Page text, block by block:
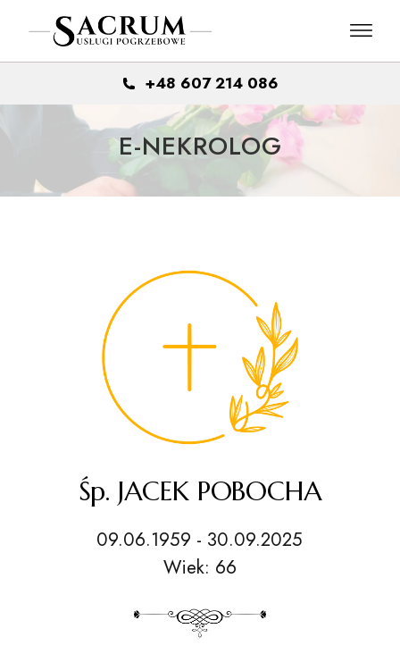
+48 607 214 086
E-NEKROLOG
Śp. JACEK POBOCHA
09.06.1959 - 30.09.2025
Wiek: 66